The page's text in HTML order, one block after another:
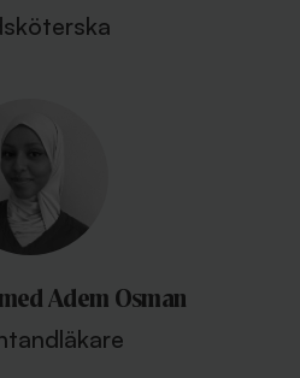
Adem Osman